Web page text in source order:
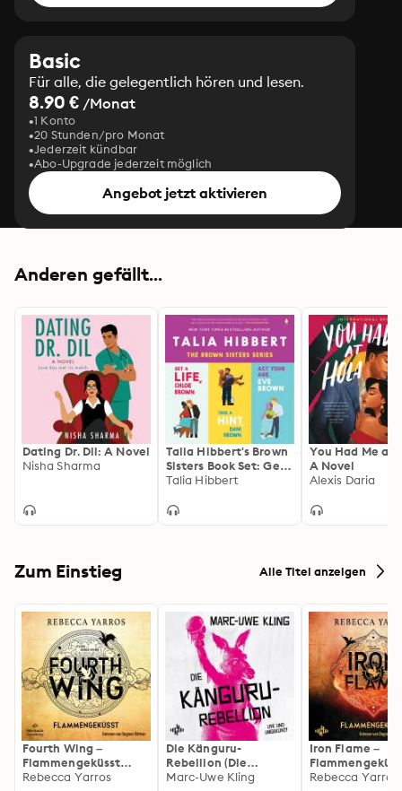
Basic
Für alle, die gelegentlich hören und lesen.
8.90 € /Monat
1 Konto
20 Stunden/pro Monat
Jederzeit kündbar
Abo-Upgrade jederzeit möglich
Angebot jetzt aktivieren
Anderen gefällt...
Dating Dr. Dil: A Novel
Nisha Sharma
Talia Hibbert's Brown
Sisters Book Set: Get
a Life Chloe Brown,
Brown, Act Your Age
Talia Hibbert
You Had Me at
A Novel
Alexis Daria
Zum Einstieg Alle Titel anzeigen
Fourth Wing –
Flammengeküsst
(Flammengeküsst-
Rebecca Yarros
Die Känguru-
Rebellion (Die
Känguru-Werke 5)
Marc-Uwe Kling
Iron Flame –
Rebecca Yarros